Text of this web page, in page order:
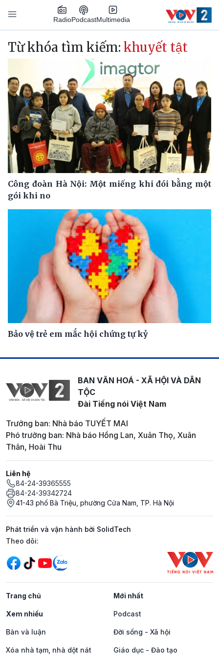
Nhảy đến nội dung
RadioPodcastMultimedia
Main navigation
Từ khóa tìm kiếm: khuyết tật
Công đoàn Hà Nội: Một miếng khi đói bằng một
gói khi no
Bảo vệ trẻ em mắc hội chứng tự kỷ
BAN VĂN HOÁ - XÃ HỘI VÀ DÂN
TỘC
Đài Tiếng nói Việt Nam
Trưởng ban: Nhà báo TUYẾT MAI
Phó trưởng ban: Nhà báo Hồng Lan, Xuân Thọ, Xuân
Thân, Hoài Thu
Liên hệ
84-24-39365555
84-24-39342724
41-43 phố Bà Triệu, phường Cửa Nam, TP. Hà Nội
Phát triển và vận hành bởi SolidTech
Mạng xã hội
Theo dõi:
Trang chủ Mới nhất
Xem nhiều Podcast
Bàn và luận Đời sống - Xã hội
Xóa nhà tạm, nhà dột nát Giáo dục - Đào tạo